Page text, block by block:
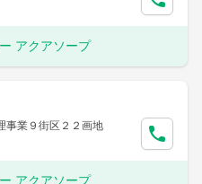
アクアソープ
事業９街区２２画地
アクアソープ